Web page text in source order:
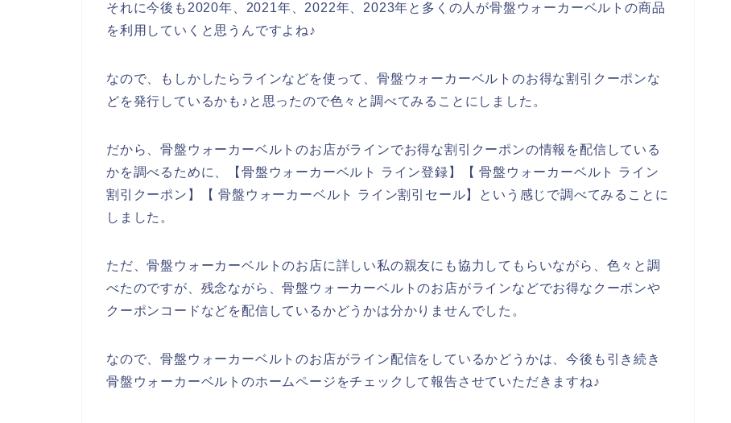
それに今後も2020年、2021年、2022年、2023年と多くの人が骨盤ウォーカーベルトの商品
を利用していくと思うんですよね♪
なので、もしかしたらラインなどを使って、骨盤ウォーカーベルトのお得な割引クーポンな
どを発行しているかも♪と思ったので色々と調べてみることにしました。
だから、骨盤ウォーカーベルトのお店がラインでお得な割引クーポンの情報を配信している
かを調べるために、【骨盤ウォーカーベルト ライン登録】【 骨盤ウォーカーベルト ライン
割引クーポン】【 骨盤ウォーカーベルト ライン割引セール】という感じで調べてみることに
しました。
ただ、骨盤ウォーカーベルトのお店に詳しい私の親友にも協力してもらいながら、色々と調
べたのですが、残念ながら、骨盤ウォーカーベルトのお店がラインなどでお得なクーポンや
クーポンコードなどを配信しているかどうかは分かりませんでした。
なので、骨盤ウォーカーベルトのお店がライン配信をしているかどうかは、今後も引き続き
骨盤ウォーカーベルトのホームページをチェックして報告させていただきますね♪